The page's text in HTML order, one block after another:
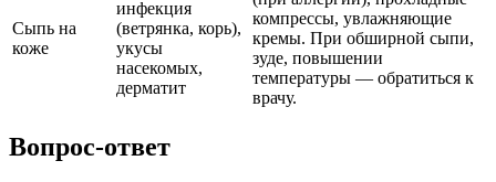
Сыпь на
коже
инфекция
(ветрянка, корь),
укусы
насекомых,
дерматит
компрессы, увлажняющие
кремы. При обширной сыпи,
зуде, повышении
температуры — обратиться к
врачу.
Вопрос-ответ